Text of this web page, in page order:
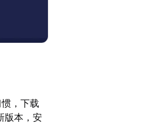
，下载
版本，安